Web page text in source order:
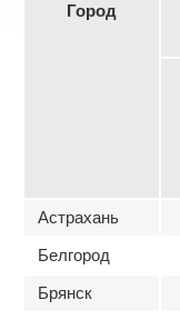
Город
Астрахань
Белгород
Брянск